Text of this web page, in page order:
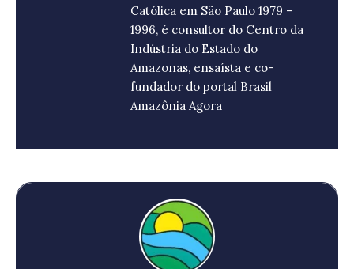
Católica em São Paulo 1979 –
1996, é consultor do Centro da
Indústria do Estado do
Amazonas, ensaísta e co-
fundador do portal Brasil
Amazônia Agora